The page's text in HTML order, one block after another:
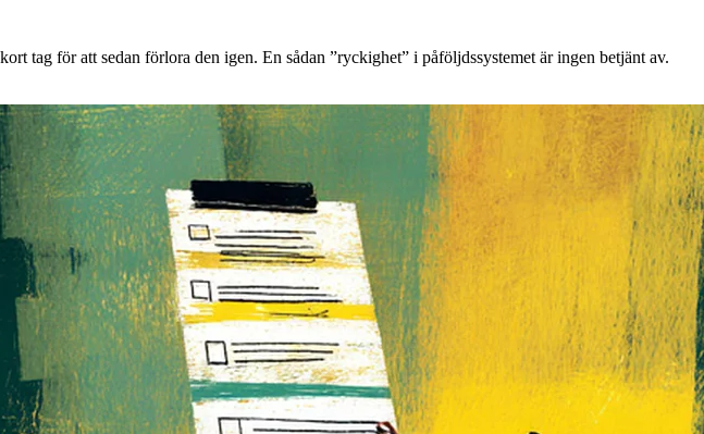
tag för att sedan förlora den igen. En sådan ”ryckighet” i påföljdssystemet är ingen betjänt av.